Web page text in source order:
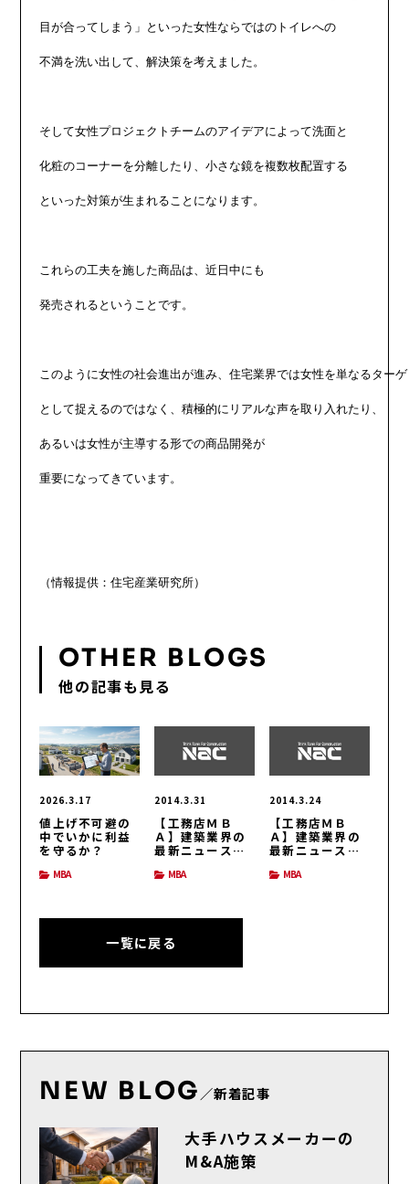
目が合ってしまう」といった女性ならではのトイレへの
不満を洗い出して、解決策を考えました。
そして女性プロジェクトチームのアイデアによって洗面と
化粧のコーナーを分離したり、小さな鏡を複数枚配置する
といった対策が生まれることになります。
これらの工夫を施した商品は、近日中にも
発売されるということです。
このように女性の社会進出が進み、住宅業界では女性を単なるター
として捉えるのではなく、積極的にリアルな声を取り入れたり、
あるいは女性が主導する形での商品開発が
重要になってきています。
OTHER BLOGS
他の記事も見る
2026.3.17
値上げ不可避の
中でいかに利益
を守るか？
MBA
2014.3.31
【工務店ＭＢ
Ａ】建築業界の
最新ニュース
MBA
2014.3.24
【工務店ＭＢ
Ａ】建築業界の
最新ニュース
MBA
一覧に戻る
NEW BLOG ／新着記事
大手ハウスメーカーの
M&A施策